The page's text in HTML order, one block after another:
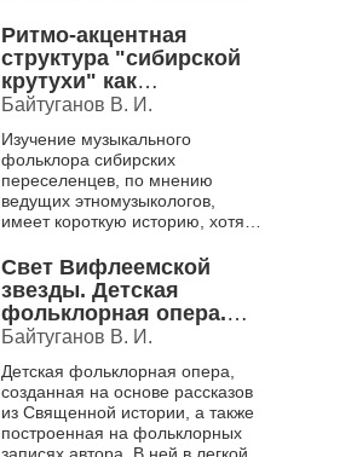
культура», связанного с
всесторонним развитием
целостной...
Ритмо-акцентная
структура "сибирской
крутухи" как
системообразующий
элемент мелодического
стиля жанра (на
материале
фольклорных
экспедиций в
НСО).
Байтуганов В. И.
Изучение музыкального
фольклора сибирских
переселенцев, по мнению
ведущих этномузыкологов,
имеет короткую историю, хотя
изучалась достаточно
длительно. Музыкальный
материал, получ...
Свет Вифлеемской
звезды. Детская
фольклорная опера.
[для детского хора в
сопровождении
фортепиано] .
Байтуганов В. И.
Детская фольклорная опера,
созданная на основе рассказов
из Священной истории, а также
построенная на фольклорных